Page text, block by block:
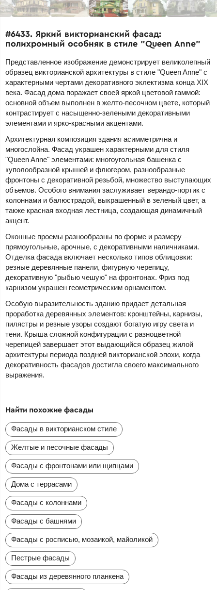
#6433. Яркий викторианский фасад:
полихромный особняк в стиле "Queen Anne"
Представленное изображение демонстрирует великолепный
образец викторианской архитектуры в стиле "Queen Anne" с
характерными чертами декоративного эклектизма конца XIX
века. Фасад дома поражает своей яркой цветовой гаммой:
основной объем выполнен в желто-песочном цвете, который
контрастирует с насыщенно-зелеными декоративными
элементами и ярко-красными акцентами.
Архитектурная композиция здания асимметрична и
многослойна. Фасад украшен характерными для стиля
"Queen Anne" элементами: многоугольная башенка с
куполообразной крышей и флюгером, разнообразные
фронтоны с декоративной резьбой, множество выступающих
объемов. Особого внимания заслуживает верандо-портик с
колоннами и балюстрадой, выкрашенный в зеленый цвет, а
также красная входная лестница, создающая динамичный
акцент.
Оконные проемы разнообразны по форме и размеру –
прямоугольные, арочные, с декоративными наличниками.
Отделка фасада включает несколько типов облицовки:
резные деревянные панели, фигурную черепицу,
декоративную "рыбью чешую" на фронтонах. Фриз под
карнизом украшен геометрическим орнаментом.
Особую выразительность зданию придает детальная
проработка деревянных элементов: кронштейны, карнизы,
пилястры и резные узоры создают богатую игру света и
тени. Крыша сложной конфигурации с разноцветной
черепицей завершает этот выдающийся образец жилой
архитектуры периода поздней викторианской эпохи, когда
декоративность фасадов достигла своего максимального
выражения.
Найти похожие фасады
Фасады в викторианском стиле
Желтые и песочные фасады
Фасады с фронтонами или щипцами
Дома с террасами
Фасады с колоннами
Фасады с башнями
Фасады с росписью, мозаикой, майоликой
Пестрые фасады
Фасады из деревянного планкена